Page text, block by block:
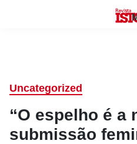
Uncategorized
“O espelho é a
submissão